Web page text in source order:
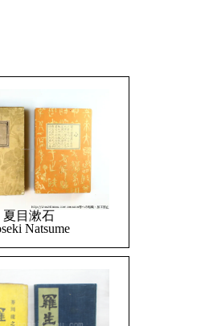
夏目漱石
Natsume